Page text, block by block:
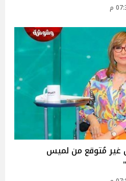
غير مُتوقع من لميس